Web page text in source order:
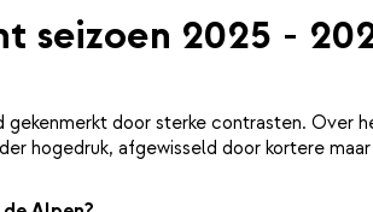
seizoen 2025 -
door sterke contrasten. Over
hogedruk, afgewisseld door kortere